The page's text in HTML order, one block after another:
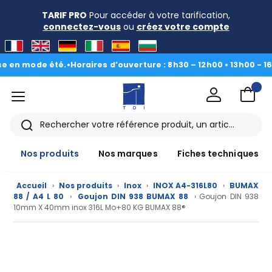
TARIF PRO Pour accéder à votre tarification,
connectez-vousou créez votre compte
été.•Horaires d’ouverture : 8h30 – 12h00 • 13h00 - 16h30|
menu
Rechercher
Nos produits
Nos marques Fiches techniques
Accueil › Nos produits › Inox › INOX A4-316L80 › BUMAX
88 / A4 L 80
› Goujon DIN 938 BUMAX 88
› Goujon DIN 938
10mm X 40mm inox 316L Mo+80 KG BUMAX 88®